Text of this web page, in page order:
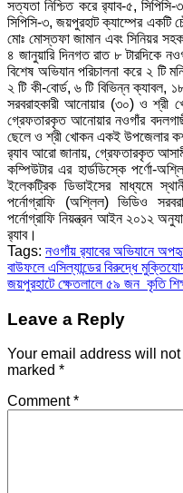
সত্যতা নিশ্চিত করে র‌্যাব-৫,
সিপিসি-৩, জয়পুরহাট ক্যাম্পের
মোঃ মোস্তফা জামান এবং সিনিয়র
৪ জানুয়ারি দিনগত রাত ৮ টারদিকে
বিশেষ অভিযান পরিচালনা করে ২ টি
২ টি কী-বোর্ড, ৬ টি বিভিন্ন ক্যাবল,
সরবরাহকারী আনোয়ার (৩০) ও শ্রী
গ্রেফতারকৃত আনোয়ার নওগাঁর
ছেলে ও শ্রী খোকন একই উপজেলার
র‌্যাব আরো জানায়, গ্রেফতারকৃত
কম্পিউটার এর হার্ডডিস্কে পর্ণো-
ইলেকট্রিক ডিভাইসের মাধ্যমে
পর্নোগ্রাফি (অশ্লিল) ভিডিও
পর্নোগ্রাফি নিয়ন্ত্রন আইন ২০১২
র‌্যাব।
Tags: নওগাঁয় র‍্যাবের অভিযানে
Post
navigation
বাউফলে এসিল্যান্ডের বিরুদ্ধে
জয়পুরহাটে ক্ষেতলালে ৫৯ জন কৃতি
Leave a Reply
Your email address will
marked *
Comment*